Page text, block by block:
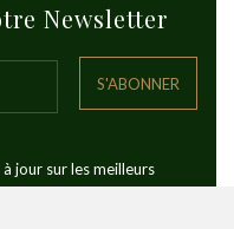
Newsletter
S'ABONNER
jour sur les meilleurs